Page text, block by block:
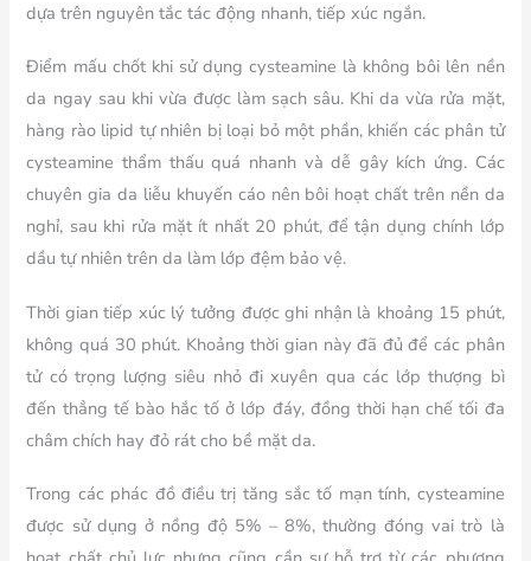
dựa trên nguyên tắc tác động nhanh, tiếp xúc ngắn.
Điểm mấu chốt khi sử dụng cysteamine là không bôi lên nền
da ngay sau khi vừa được làm sạch sâu. Khi da vừa rửa mặt,
hàng rào lipid tự nhiên bị loại bỏ một phần, khiến các phân tử
cysteamine thẩm thấu quá nhanh và dễ gây kích ứng. Các
chuyên gia da liễu khuyến cáo nên bôi hoạt chất trên nền da
nghỉ, sau khi rửa mặt ít nhất 20 phút, để tận dụng chính lớp
dầu tự nhiên trên da làm lớp đệm bảo vệ.
Thời gian tiếp xúc lý tưởng được ghi nhận là khoảng 15 phút,
không quá 30 phút. Khoảng thời gian này đã đủ để các phân
tử có trọng lượng siêu nhỏ đi xuyên qua các lớp thượng bì
đến thẳng tế bào hắc tố ở lớp đáy, đồng thời hạn chế tối đa
châm chích hay đỏ rát cho bề mặt da.
Trong các phác đồ điều trị tăng sắc tố mạn tính, cysteamine
được sử dụng ở nồng độ 5% – 8%, thường đóng vai trò là